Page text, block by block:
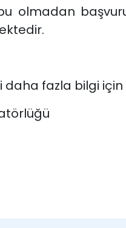
olmadan
daha fazla bilgi için